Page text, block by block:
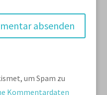
um Spam zu
Kommentardaten